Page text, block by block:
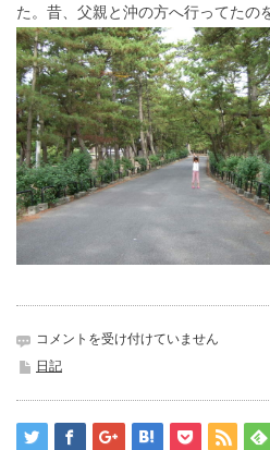
た。昔、父親と沖の方へ行ってたの
津
田
松
原
は
コメントを受け付けていません
日記